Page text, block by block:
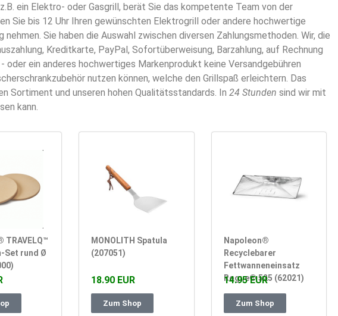
ein Elektro- oder Gasgrill, berät Sie das kompetente Team von der
Sie bis 12 Uhr Ihren gewünschten Elektrogrill oder andere hochwertige
Sie haben die Auswahl zwischen diversen Zahlungsmethoden. Wir, die
Kreditkarte, PayPal, Sofortüberweisung, Barzahlung, auf Rechnung
oder ein anderes hochwertiges Markenprodukt keine Versandgebühren
nutzen können, welche den Grillspaß erleichtern. Das
Sortiment und unseren hohen Qualitätsstandards. In 24 Stunden sind wir mit
kann.
TRAVELQ™
Set rund Ø
MONOLITH Spatula
(207051)
18.90 EUR
Zum Shop
Napoleon®
Recyclebarer
Fettwanneneinsatz
Rogue® 525 (62021)
14.95 EUR
Zum Shop